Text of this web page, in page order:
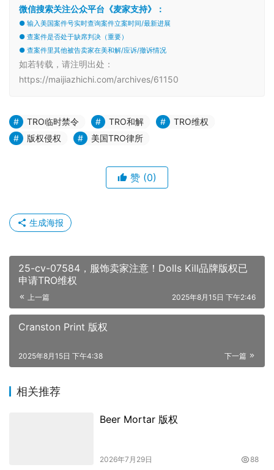
微信搜索关注公众平台《麦家支持》：
● 输入美国案件号实时查询案件立案时间/最新进展
● 查案件是否处于缺席判决（重要）
● 查案件里其他被告卖家在美和解/应诉/撤诉情况
如若转载，请注明出处：
https://maijiazhichi.com/archives/61150
TRO临时禁令 TRO和解
TRO维权
版权侵权
美国TRO律所
赞 (0)
生成海报
25-cv-07584，服饰卖家注意！Dolls Kill品牌版权已
申请TRO维权
上一篇 2025年8月15日 下午2:46
Cranston Print 版权
下一篇
2025年8月15日 下午4:38
相关推荐
Beer Mortar 版权
2026年7月29日 88